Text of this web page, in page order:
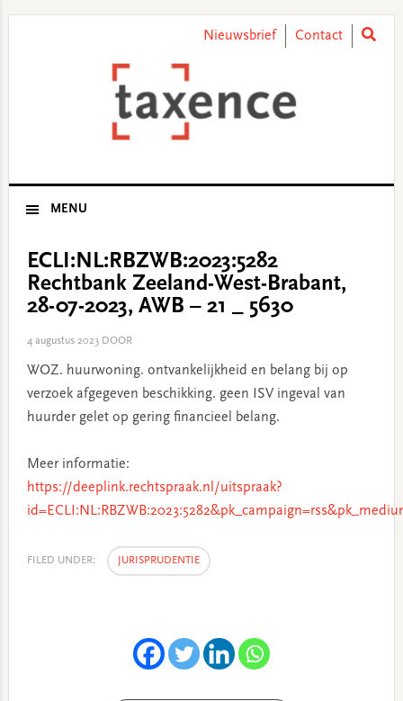
Nieuwsbrief Contact
MENU
ECLI:NL:RBZWB:2023:5282
Rechtbank Zeeland-West-Brabant,
28-07-2023, AWB – 21 _ 5630
4 augustus 2023DOOR
WOZ. huurwoning. ontvankelijkheid en belang bij op
verzoek afgegeven beschikking. geen ISV ingeval van
huurder gelet op gering financieel belang.
Meer informatie:
https://deeplink.rechtspraak.nl/uitspraak?
FILED UNDER: JURISPRUDENTIE